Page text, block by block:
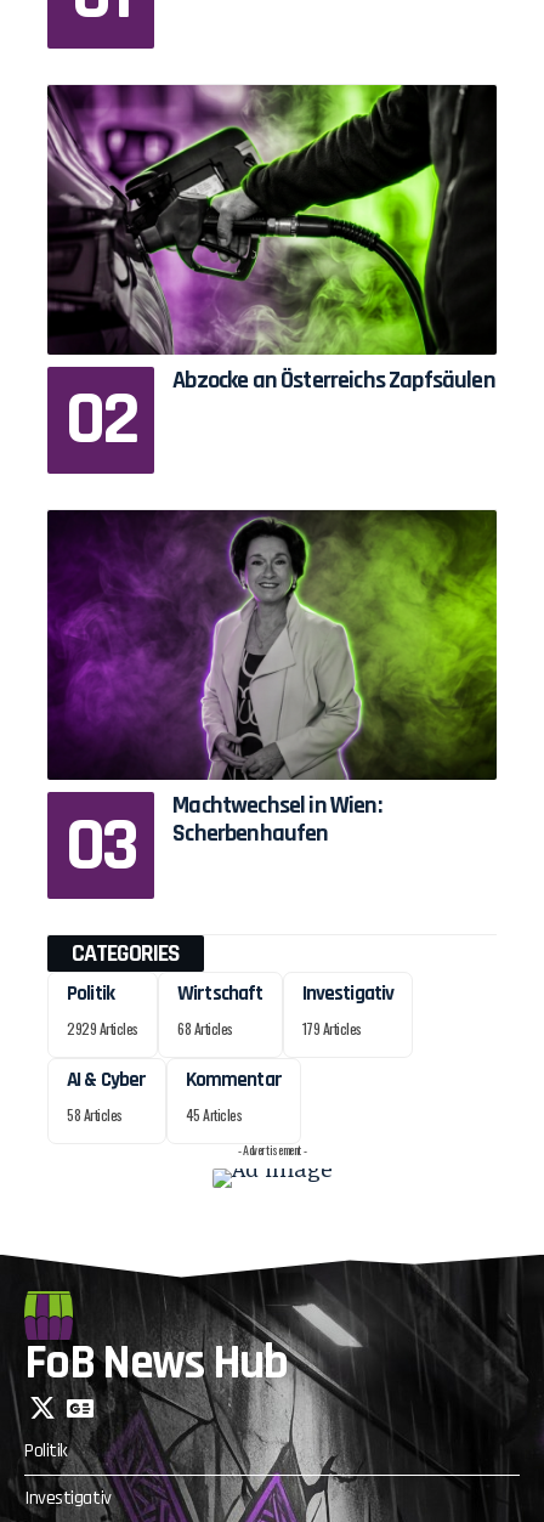
Abzocke an Österreichs Zapfsäulen
Machtwechsel in Wien:
Scherbenhaufen
CATEGORIES
Politik
2929 Articles
Wirtschaft
68 Articles
Investigativ
179 Articles
AI & Cyber
58 Articles
Kommentar
45 Articles
- Advertisement -
FoB News Hub
Politik
Investigativ